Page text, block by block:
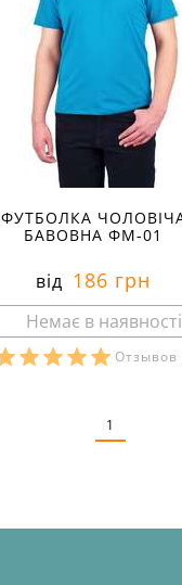
ФУТБОЛКА
БАВОВНА ФМ-01
від 186 грн
Отзывов
1